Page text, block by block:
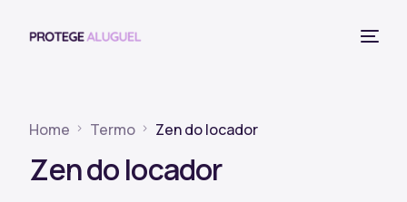
Home Termo Zen do locador
Zen do locador